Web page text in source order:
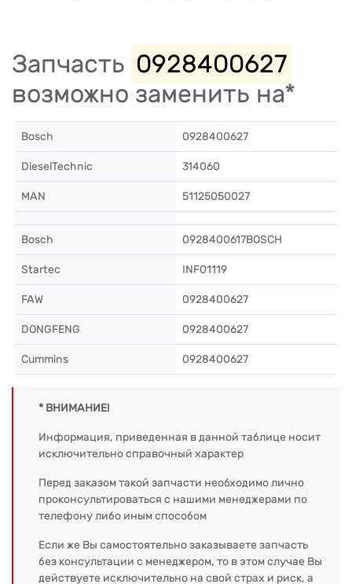
Запчасть 0928400627
возможно заменить на*
Bosch 0928400627
DieselTechnic 314060
MAN 51125050027
Bosch 0928400617BOSCH
Startec INF01119
FAW 0928400627
DONGFENG 0928400627
Cummins 0928400627
* ВНИМАНИЕ!
Информация, приведенная в данной таблице носит
исключительно справочный характер
Перед заказом такой запчасти необходимо лично
проконсультироваться с нашими менеджерами по
телефону либо иным способом
Если же Вы самостоятельно заказываете запчасть
без консультации с менеджером, то в этом случае Вы
действуете исключительно на свой страх и риск, а